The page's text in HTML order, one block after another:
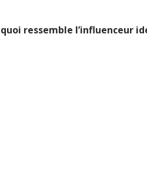
ressemble l’influenceur